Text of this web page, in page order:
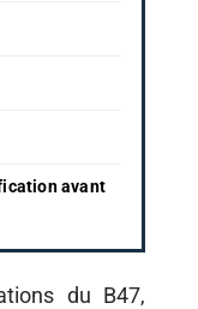
avant
du B47,